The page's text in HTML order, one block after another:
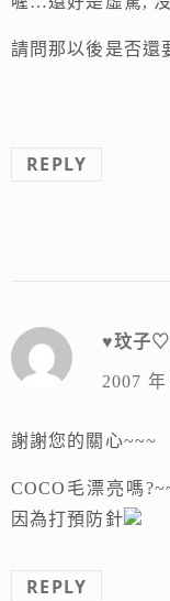
請問那以後是否還
REPLY
♥玟子♡
2007
謝謝您的關心~~~
COCO毛漂亮嗎
因為打預防針
REPLY